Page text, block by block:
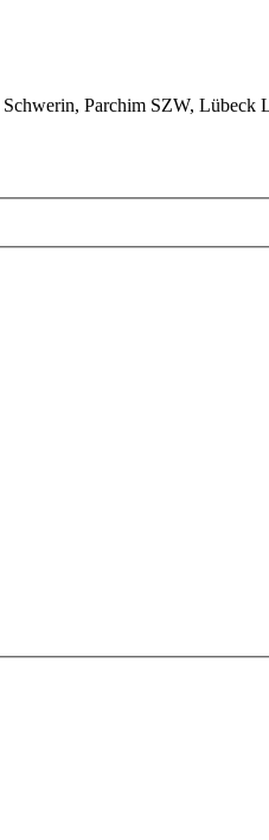
Parchim SZW,